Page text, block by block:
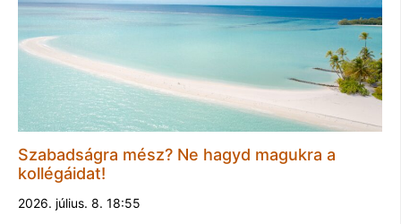
Szabadságra mész? Ne hagyd magukra a
kollégáidat!
2026. július. 8. 18:55